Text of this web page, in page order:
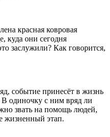
красная ковровая
куда они сегодня
заслужили? Как говорится,
событие принесёт в жизнь
одиночку с ним вряд ли
звать на помощь людей,
жизненный этап.